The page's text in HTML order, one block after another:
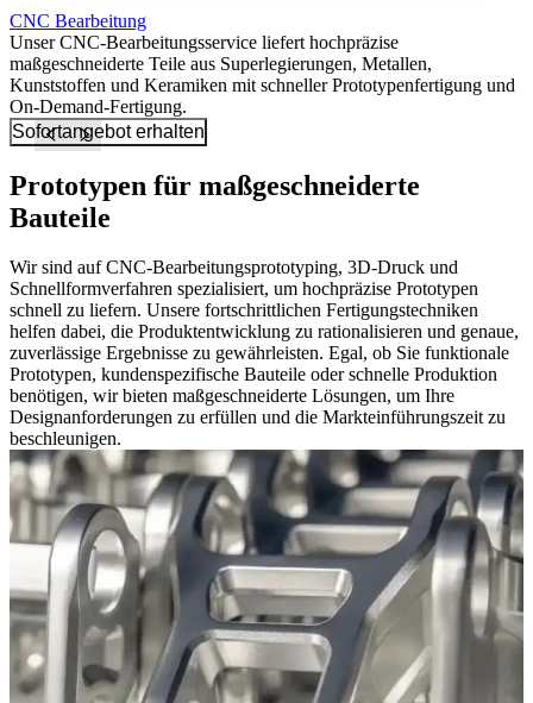
CNC Bearbeitung
Unser CNC-Bearbeitungsservice liefert hochpräzise
maßgeschneiderte Teile aus Superlegierungen, Metallen,
Kunststoffen und Keramiken mit schneller Prototypenfertigung und
On-Demand-Fertigung.
Sofortangebot erhalten
Prototypen für maßgeschneiderte
Bauteile
Wir sind auf CNC-Bearbeitungsprototyping, 3D-Druck und
Schnellformverfahren spezialisiert, um hochpräzise Prototypen
schnell zu liefern. Unsere fortschrittlichen Fertigungstechniken
helfen dabei, die Produktentwicklung zu rationalisieren und genaue,
zuverlässige Ergebnisse zu gewährleisten. Egal, ob Sie funktionale
Prototypen, kundenspezifische Bauteile oder schnelle Produktion
benötigen, wir bieten maßgeschneiderte Lösungen, um Ihre
Designanforderungen zu erfüllen und die Markteinführungszeit zu
beschleunigen.